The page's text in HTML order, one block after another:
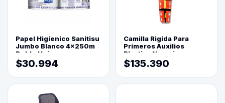
Papel Higienico Sanitisu
Jumbo Blanco 4x250m
Doble Hoja
$30.994
Camilla Rigida Para
Primeros Auxilios
Plastica Naranja
$135.390